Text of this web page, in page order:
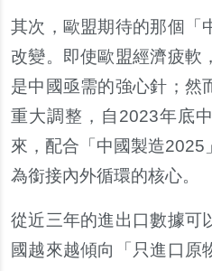
其次，歐盟期待的那個「
改變。即使歐盟經濟疲軟
是中國亟需的強心針；然
重大調整，自2023年底
來，配合「中國製造
為銜接內外循環的核心。
從近三年的進出口數據可
國越來越傾向「只進口原